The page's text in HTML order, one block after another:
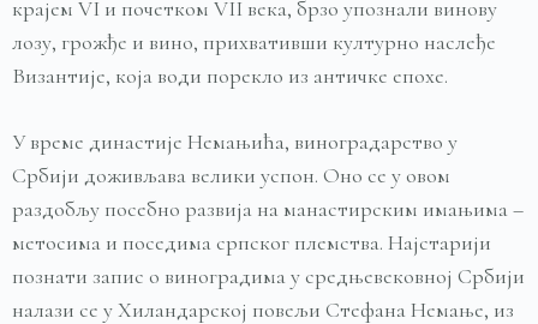
крајем VI и почетком VII века, брзо упознали винову
лозу, грожђе и вино, прихвативши културно наслеђе
Византије, која води порекло из античке епохе.
У време династије Немањића, виноградарство у
Србији доживљава велики успон. Оно се у овом
раздобљу посебно развија на манастирским имањима –
метосима и поседима српског племства. Најстарији
познати запис о виноградима у средњевековној Србији
налази се у Хиландарској повељи Стефана Немање, из